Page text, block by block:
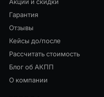
Гарантия
Отзывы
Кейсы до/после
Рассчитать стоимость
Блог об АКПП
О компании